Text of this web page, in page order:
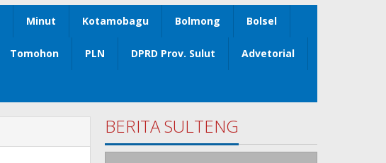
Minut Kotamobagu Bolmong Bolsel
Tomohon PLN DPRD Prov. Sulut Advetorial
BERITA SULTENG